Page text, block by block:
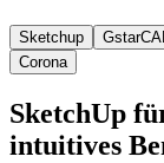
Sketchup
Corona
SketchUp
intuitives